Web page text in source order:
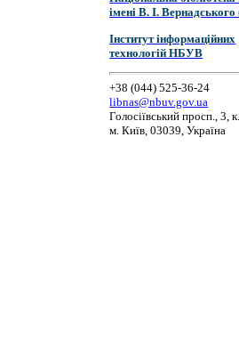
імені В. І.
Інститут інформаційних
технологій НБУВ
+38 (044) 525-36-24
libnas@nbuv.gov.ua
Голосіївський просп., 3,
м. Київ, 03039, Україна